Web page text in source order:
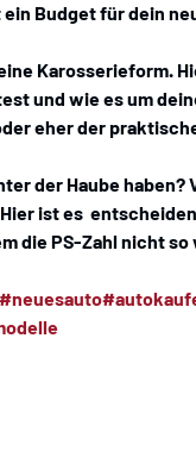
ein Budget für dein
Karosserieform.
und wie es um
eher der
der Haube
ist es
die PS-Zahl nicht
#neuesauto